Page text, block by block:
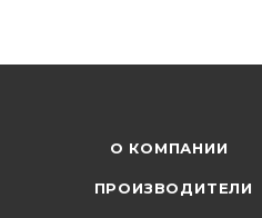
О КОМПАНИИ
ПРОИЗВОДИТЕЛИ